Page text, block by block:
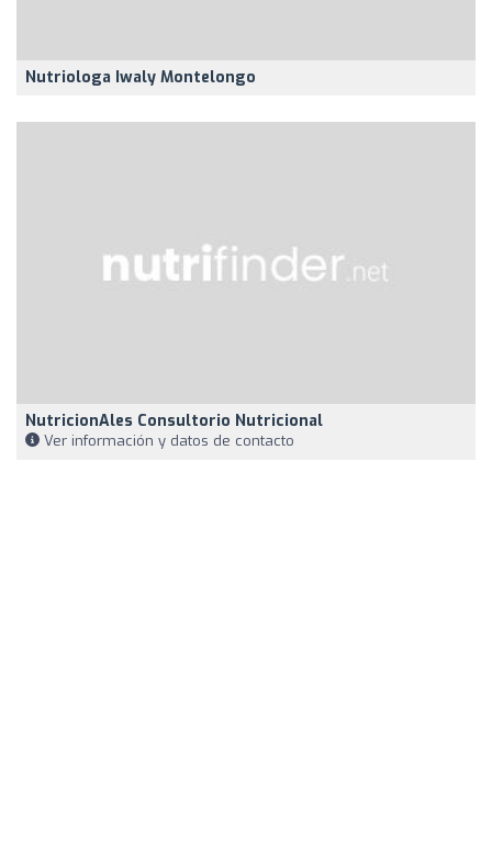
Nutriologa Iwaly Montelongo
NutricionAles Consultorio Nutricional
Ver información y datos de contacto